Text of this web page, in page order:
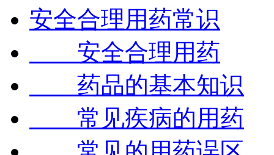
安全合理用药常识
安全合理用药
药品的基本知识
常见疾病的用药